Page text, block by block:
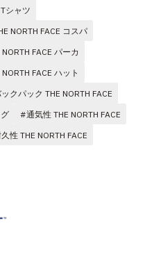
シャツ
NORTH FACE コスパ
FACE パーカ
FACE ハット
クパック THE NORTH FACE
#通気性 THE NORTH FACE
性 THE NORTH FACE